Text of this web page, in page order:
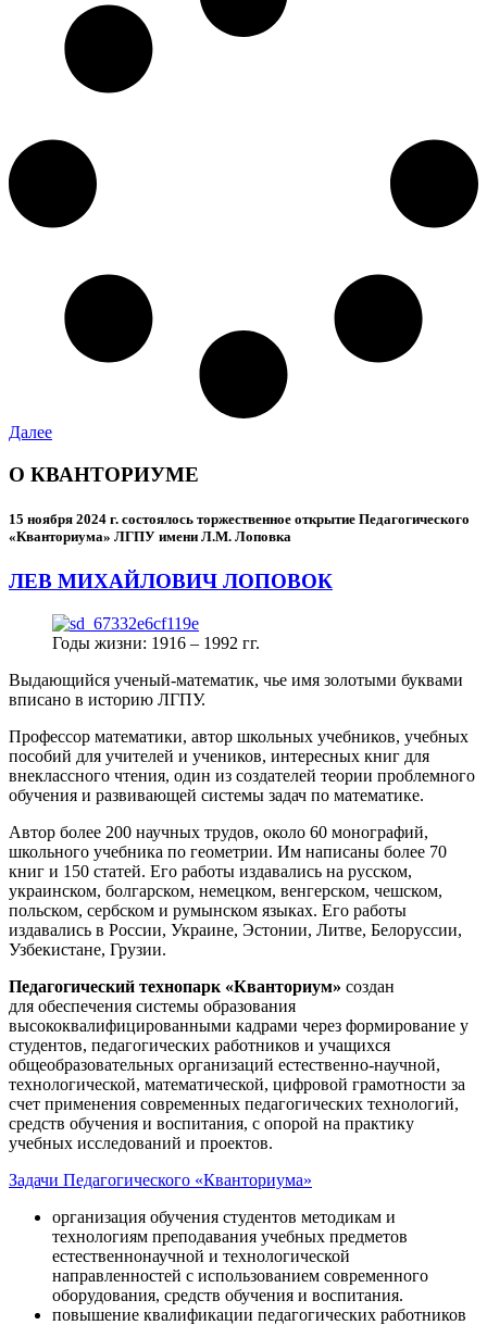
Далее
О КВАНТОРИУМЕ
15 ноября 2024 г. состоялось торжественное открытие Педагогического
«Кванториума» ЛГПУ имени Л.М. Лоповка
ЛЕВ МИХАЙЛОВИЧ ЛОПОВОК
Годы жизни: 1916 – 1992 гг.
Выдающийся ученый-математик, чье имя золотыми буквами
вписано в историю ЛГПУ.
Профессор математики, автор школьных учебников, учебных
пособий для учителей и учеников, интересных книг для
внеклассного чтения, один из создателей теории проблемного
обучения и развивающей системы задач по математике.
Автор более 200 научных трудов, около 60 монографий,
школьного учебника по геометрии. Им написаны более 70
книг и 150 статей. Его работы издавались на русском,
украинском, болгарском, немецком, венгерском, чешском,
польском, сербском и румынском языках. Его работы
издавались в России, Украине, Эстонии, Литве, Белоруссии,
Узбекистане, Грузии.
Педагогический технопарк «Кванториум» создан
для обеспечения системы образования
высококвалифицированными кадрами через формирование у
студентов, педагогических работников и учащихся
общеобразовательных организаций естественно-научной,
технологической, математической, цифровой грамотности за
счет применения современных педагогических технологий,
средств обучения и воспитания, с опорой на практику
учебных исследований и проектов.
Задачи Педагогического «Кванториума»
организация обучения студентов методикам и
технологиям преподавания учебных предметов
естественнонаучной и технологической
направленностей с использованием современного
оборудования, средств обучения и воспитания.
повышение квалификации педагогических работников